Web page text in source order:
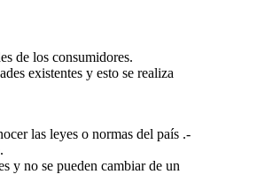
de los consumidores.
existentes y esto se realiza
las leyes o normas del país .-
y no se pueden cambiar de un